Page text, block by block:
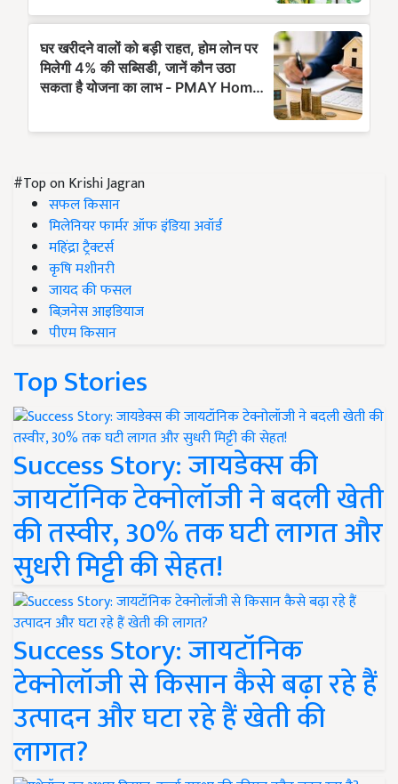
#Top on Krishi Jagran
सफल किसान
मिलेनियर फार्मर ऑफ इंडिया अवॉर्ड
महिंद्रा ट्रैक्टर्स
कृषि मशीनरी
जायद की फसल
बिज़नेस आइडियाज
पीएम किसान
Top Stories
Success Story: जायडेक्स की
जायटॉनिक टेक्नोलॉजी ने बदली खेती
की तस्वीर, 30% तक घटी लागत और
सुधरी मिट्टी की सेहत!
Success Story: जायटॉनिक
टेक्नोलॉजी से किसान कैसे बढ़ा रहे हैं
उत्पादन और घटा रहे हैं खेती की
लागत?